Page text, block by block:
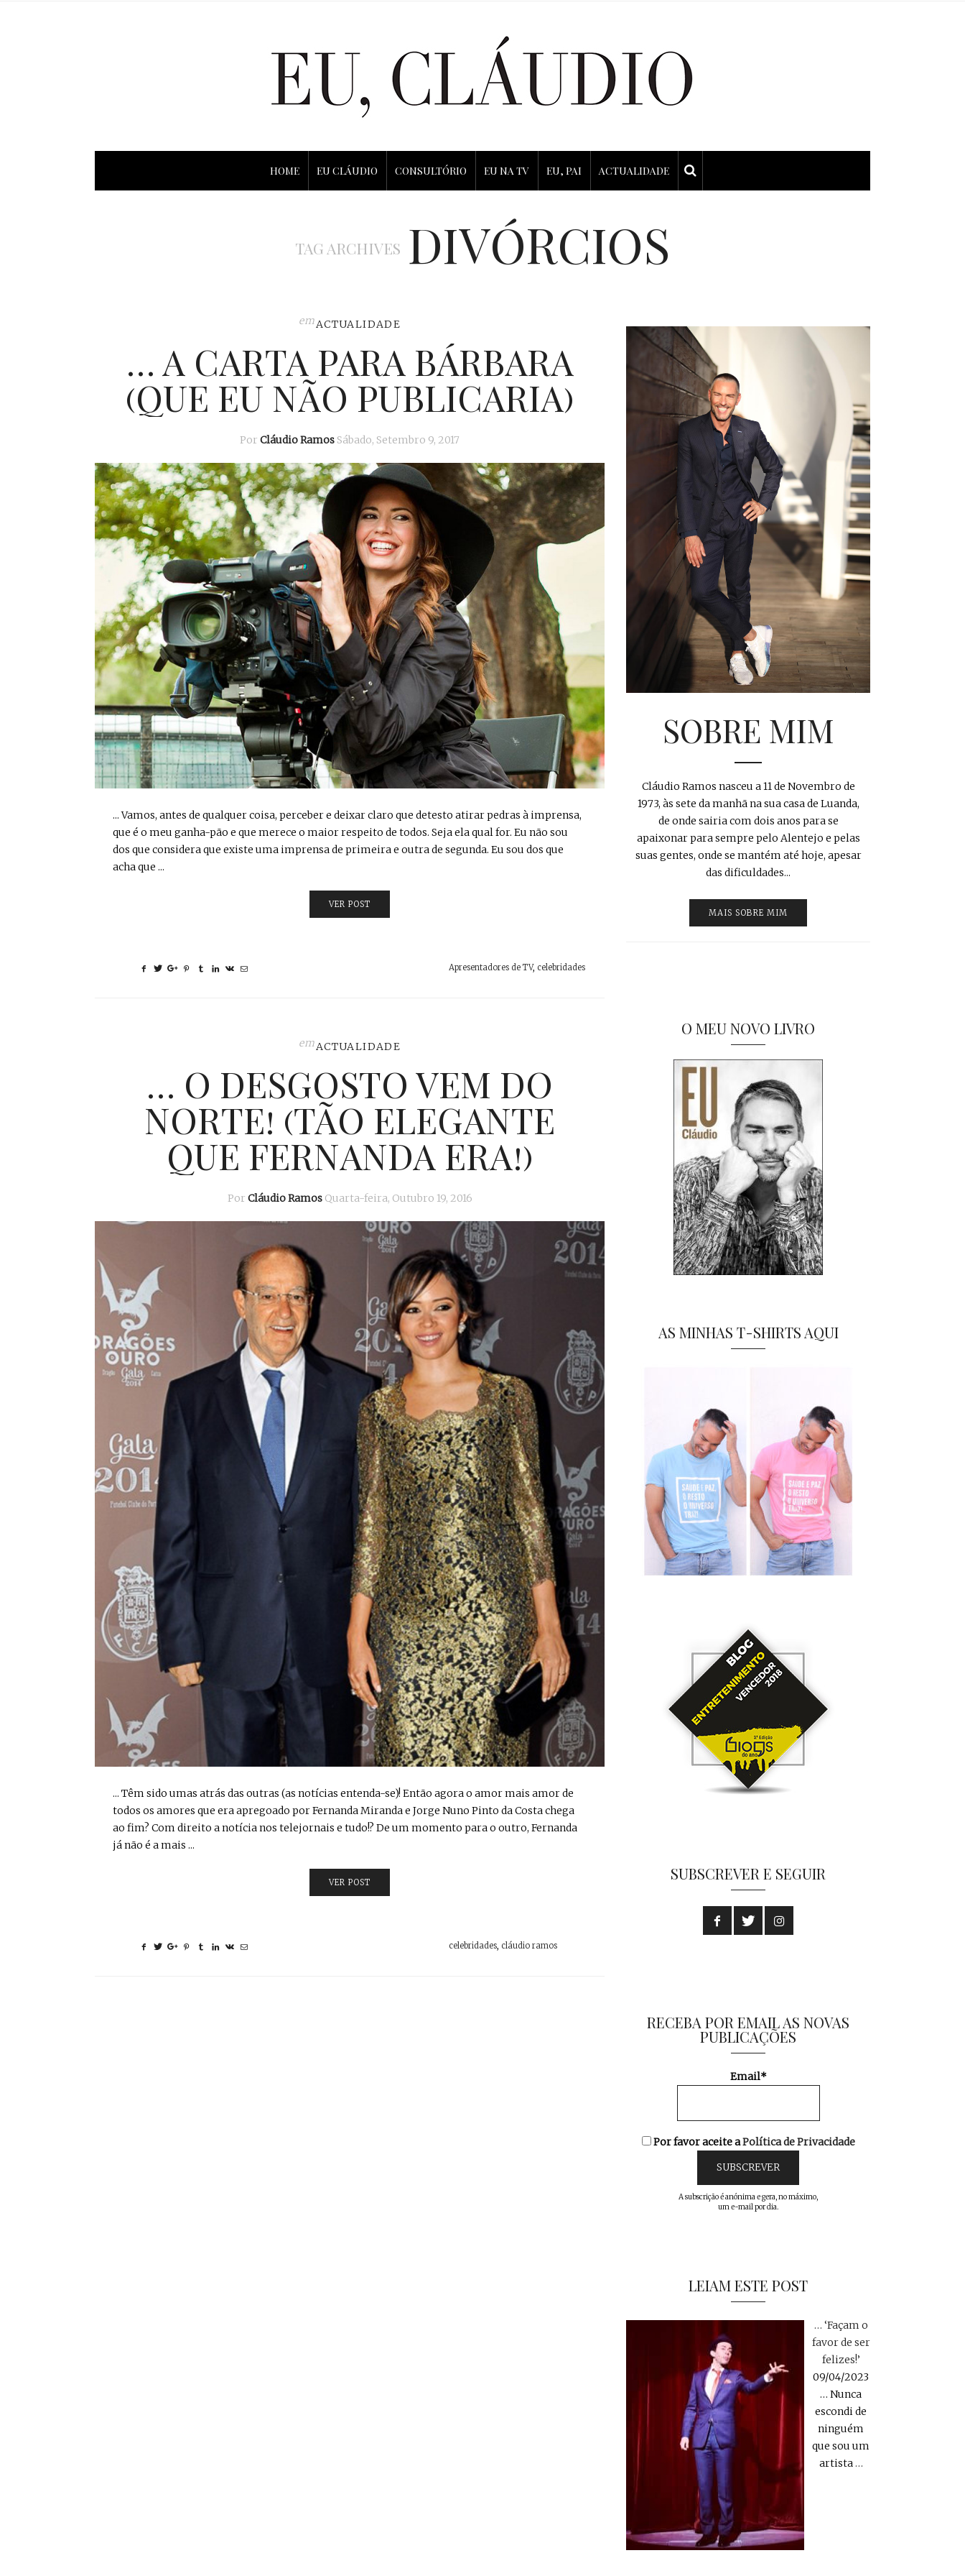
HOME EU CLÁUDIO CONSULTÓRIO EU NA TV EU, PAI ACTUALIDADE
TAG ARCHIVES DIVÓRCIOS
emACTUALIDADE
… A CARTA PARA BÁRBARA
(QUE EU NÃO PUBLICARIA)
Por Cláudio Ramos Sábado, Setembro 9, 2017
... Vamos, antes de qualquer coisa, perceber e deixar claro que detesto atirar pedras à imprensa,
que é o meu ganha-pão e que merece o maior respeito de todos. Seja ela qual for. Eu não sou
dos que considera que existe uma imprensa de primeira e outra de segunda. Eu sou dos que
acha que ...
VER POST
Apresentadores de TV, celebridades
emACTUALIDADE
… O DESGOSTO VEM DO
NORTE! (TÃO ELEGANTE
QUE FERNANDA ERA!)
Por Cláudio Ramos Quarta-feira, Outubro 19, 2016
... Têm sido umas atrás das outras (as notícias entenda-se)! Então agora o amor mais amor de
todos os amores que era apregoado por Fernanda Miranda e Jorge Nuno Pinto da Costa chega
ao fim? Com direito a notícia nos telejornais e tudo!? De um momento para o outro, Fernanda
já não é a mais ...
VER POST
celebridades, cláudio ramos
SOBRE MIM
Cláudio Ramos nasceu a 11 de Novembro de
1973, às sete da manhã na sua casa de Luanda,
de onde sairia com dois anos para se
apaixonar para sempre pelo Alentejo e pelas
suas gentes, onde se mantém até hoje, apesar
das dificuldades...
MAIS SOBRE MIM
O MEU NOVO LIVRO
AS MINHAS T-SHIRTS AQUI
SUBSCREVER E SEGUIR
RECEBA POR EMAIL AS NOVAS
PUBLICAÇÕES
Email*
Por favor aceite aPolítica de Privacidade
A subscrição é anónima e gera, no máximo,
um e-mail por dia.
LEIAM ESTE POST
… ‘Façam o
favor de ser
felizes!’
09/04/2023
… Nunca
escondi de
ninguém
que sou um
artista…